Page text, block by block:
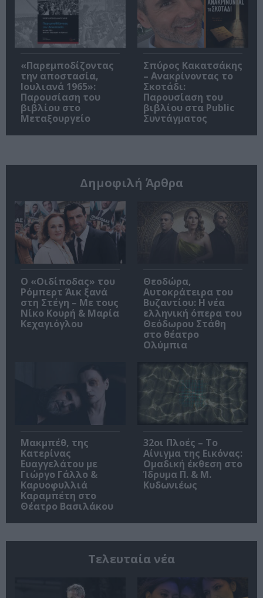
«Παρεμποδίζοντας
την αποστασία,
Ιουλιανά 1965»:
Παρουσίαση του
βιβλίου στο
Μεταξουργείο
Σπύρος Κακατσάκης
– Ανακρίνοντας το
Σκοτάδι:
Παρουσίαση του
βιβλίου στα Public
Συντάγματος
Δημοφιλή Άρθρα
O «Οιδίποδας» του
Ρόμπερτ Άικ ξανά
στη Στέγη – Με τους
Νίκο Κουρή & Μαρία
Κεχαγιόγλου
Θεοδώρα,
Αυτοκράτειρα του
Βυζαντίου: Η νέα
ελληνική όπερα του
Θεόδωρου Στάθη
στο θέατρο
Ολύμπια
Μακμπέθ, της
Κατερίνας
Ευαγγελάτου με
Γιώργο Γάλλο &
Καρυοφυλλιά
Καραμπέτη στο
Θέατρο Βασιλάκου
32οι Πλοές – Το
Αίνιγμα της Εικόνας:
Ομαδική έκθεση στο
Ίδρυμα Π. & Μ.
Κυδωνιέως
Τελευταία νέα